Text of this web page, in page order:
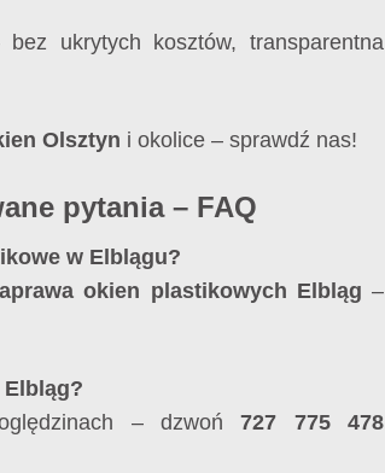
ukrytych kosztów, transparentna
Olsztyn i okolice – sprawdź nas!
pytania – FAQ
w Elblągu?
okien plastikowych Elbląg –
– dzwoń727 775 478